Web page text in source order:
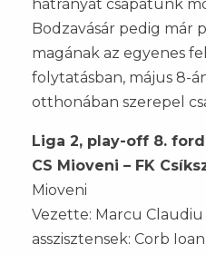
hátrányát csapatunk
Bodzavásár pedig már
magának az egyenes
folytatásban, május 8-
otthonában szerepel
Liga 2, play-off 8.
CS Mioveni – FK
Mioveni
Vezette: Marcu Claudiu
asszisztensek: Corb